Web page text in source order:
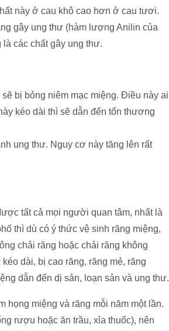
này ở cau khô cao hơn ở cau tươi.
gây ung thư (hàm lượng Anilin của
các chất gây ung thư.
bị bỏng niêm mạc miệng. Điều này ai
kéo dài thì sẽ dẫn đến tổn thương
ung thư. Nguy cơ này tăng lên rất
tất cả mọi người quan tâm, nhất là
thì dù có ý thức vệ sinh răng miệng,
chải răng hoặc chải răng không
dài, bị cao răng, răng mẻ, răng
dẫn đến dị sản, loạn sản và ung thư.
họng miệng và răng mỗi năm một lần.
rượu hoặc ăn trầu, xỉa thuốc), nên